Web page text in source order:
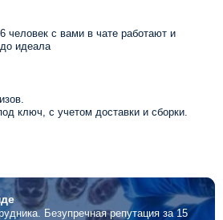
человек с вами в чате работают и
идеала
ключ, с учетом доставки и сборки.
Безупречная репутация за 15